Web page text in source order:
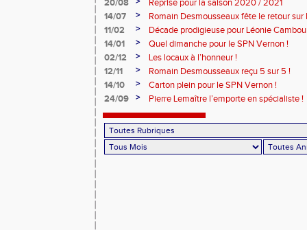
20/08
Reprise pour la saison 2020 / 2021
14/07
>
Romain Desmousseaux fête le retour sur
11/02
>
Décade prodigieuse pour Léonie
14/01
>
Quel dimanche pour le SPN Vernon !
02/12
>
Les locaux à l’honneur !
12/11
>
Romain Desmousseaux reçu 5 sur 5 !
14/10
>
Carton plein pour le SPN Vernon !
24/09
> Pierre Lemaître l’emporte en spécialiste !